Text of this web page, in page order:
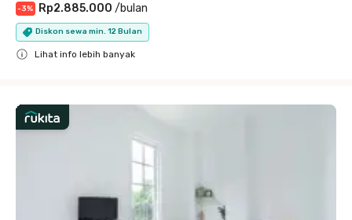
-3% Rp2.885.000 /bulan
Diskon sewa min. 12 Bulan
Lihat info lebih banyak